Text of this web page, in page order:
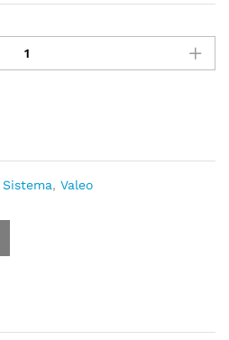
Sistema, Valeo